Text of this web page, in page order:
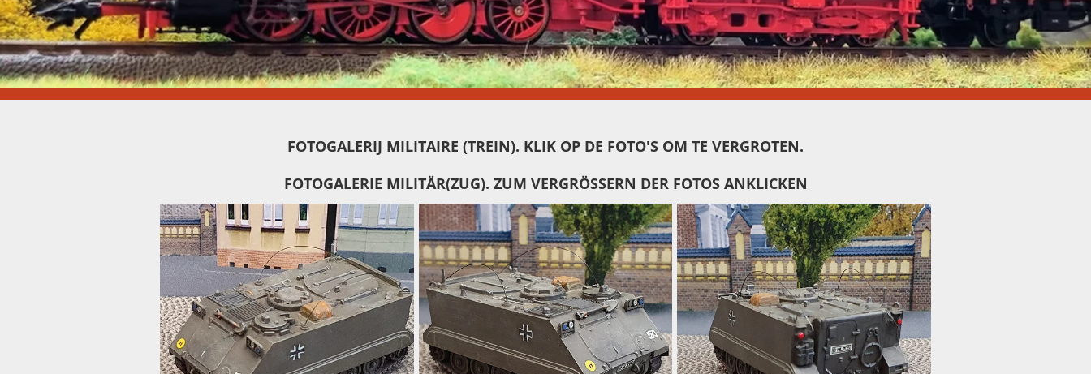
FOTOGALERIJ MILITAIRE (TREIN). KLIK OP DE FOTO'S OM TE VERGROTEN.
FOTOGALERIE MILITÄR(ZUG). ZUM VERGRÖSSERN DER FOTOS ANKLICKEN